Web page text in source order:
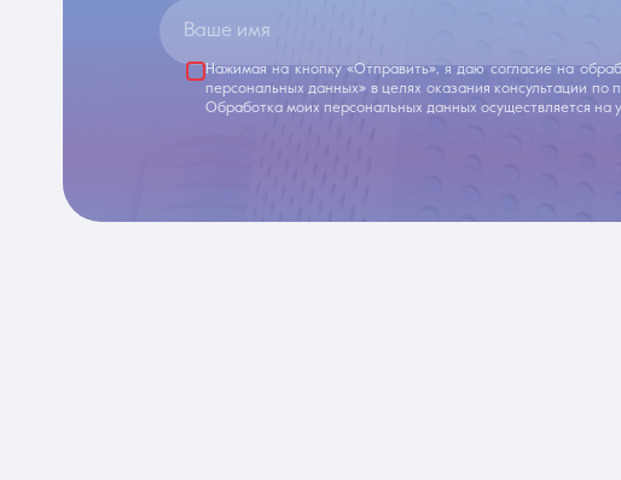
Ваше имя
Нажимая на кнопку «Отправить», я даю согласие на
персональных данных» в целях оказания консультации
Обработка моих персональных данных осуществляется на